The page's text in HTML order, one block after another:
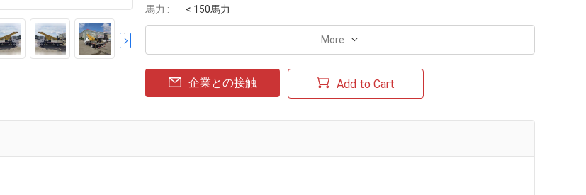
馬力 :
< 150馬力
More
企業との接触 Add to Cart